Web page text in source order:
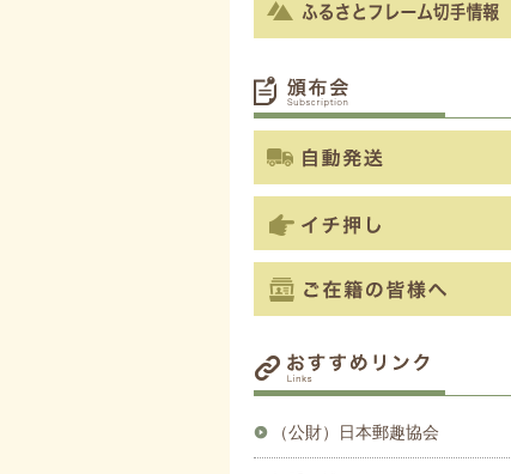
（公財）日本郵趣協会